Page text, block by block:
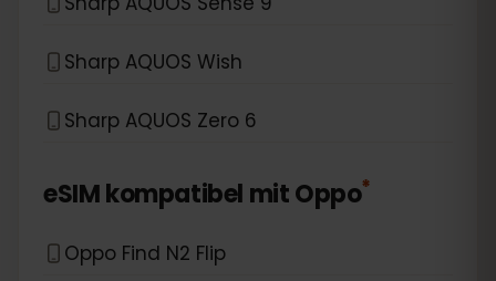
Sharp AQUOS Wish
Sharp AQUOS Zero 6
eSIM kompatibel mitOppo*
Oppo Find N2 Flip